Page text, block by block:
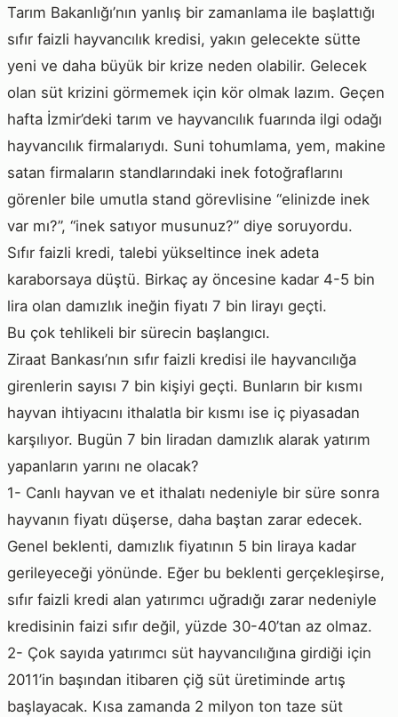
Tarım Bakanlığı’nın yanlış bir zamanlama ile başlattığı
sıfır faizli hayvancılık kredisi, yakın gelecekte sütte
yeni ve daha büyük bir krize neden olabilir. Gelecek
olan süt krizini görmemek için kör olmak lazım. Geçen
hafta İzmir’deki tarım ve hayvancılık fuarında ilgi odağı
hayvancılık firmalarıydı. Suni tohumlama, yem, makine
satan firmaların standlarındaki inek fotoğraflarını
görenler bile umutla stand görevlisine “elinizde inek
var mı?”, “inek satıyor musunuz?” diye soruyordu.
Sıfır faizli kredi, talebi yükseltince inek adeta
karaborsaya düştü. Birkaç ay öncesine kadar 4-5 bin
lira olan damızlık ineğin fiyatı 7 bin lirayı geçti.
Bu çok tehlikeli bir sürecin başlangıcı.
Ziraat Bankası’nın sıfır faizli kredisi ile hayvancılığa
girenlerin sayısı 7 bin kişiyi geçti. Bunların bir kısmı
hayvan ihtiyacını ithalatla bir kısmı ise iç piyasadan
karşılıyor. Bugün 7 bin liradan damızlık alarak yatırım
yapanların yarını ne olacak?
1- Canlı hayvan ve et ithalatı nedeniyle bir süre sonra
hayvanın fiyatı düşerse, daha baştan zarar edecek.
Genel beklenti, damızlık fiyatının 5 bin liraya kadar
gerileyeceği yönünde. Eğer bu beklenti gerçekleşirse,
sıfır faizli kredi alan yatırımcı uğradığı zarar nedeniyle
kredisinin faizi sıfır değil, yüzde 30-40’tan az olmaz.
2- Çok sayıda yatırımcı süt hayvancılığına girdiği için
2011’in başından itibaren çiğ süt üretiminde artış
başlayacak. Kısa zamanda 2 milyon ton taze süt